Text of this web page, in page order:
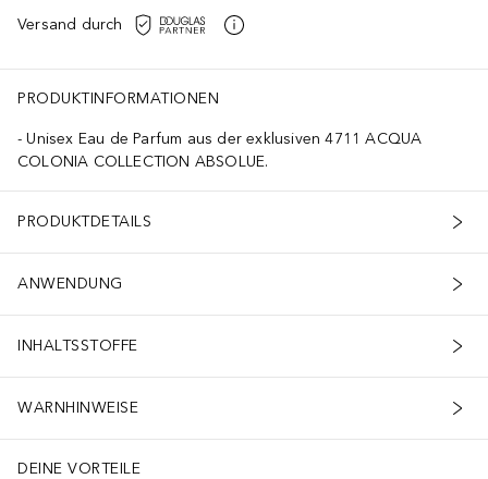
Versand durch
PRODUKTINFORMATIONEN
Unisex Eau de Parfum aus der exklusiven 4711 ACQUA
COLONIA COLLECTION ABSOLUE.
PRODUKTDETAILS
ANWENDUNG
INHALTSSTOFFE
WARNHINWEISE
DEINE VORTEILE